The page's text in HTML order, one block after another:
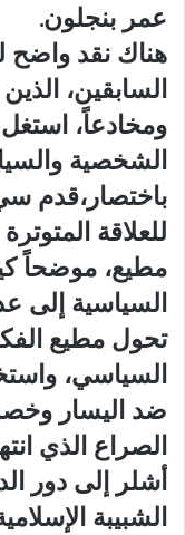
عمر بنجلون.
هناك نقد واضح
السابقين،
ومخادعاً،
الشخصية
باختصار،قدم سي
للعلاقة
مطيع، موضحاً
السياسية إلى
تحول مطيع
السياسي،
ضد اليسار
الصراع الذي
أشلر إلى دور
الشبيبة